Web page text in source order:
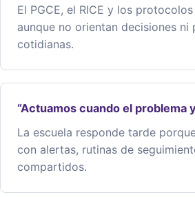
El PGCE, el RICE y los
aunque no orientan decisiones ni
cotidianas.
“Actuamos cuando el problema
La escuela responde tarde
con alertas, rutinas de
compartidos.